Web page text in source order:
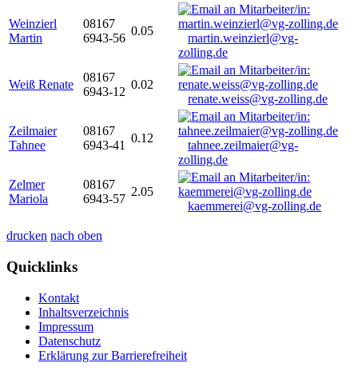
Weinzierl
Martin
08167
6943-56
0.05
martin.weinzierl@vg-
zolling.de
Weiß Renate
08167
6943-12
0.02
renate.weiss@vg-zolling.de
Zeilmaier
Tahnee
08167
6943-41
0.12
tahnee.zeilmaier@vg-
zolling.de
Zelmer
Mariola
08167
6943-57
2.05
kaemmerei@vg-zolling.de
drucken nach oben
Quicklinks
Kontakt
Inhaltsverzeichnis
Impressum
Datenschutz
Erklärung zur Barrierefreiheit